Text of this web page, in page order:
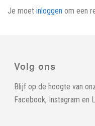
Je moet inloggen om een
Volg ons
Blijf op de hoogte van
Facebook, Instagram en